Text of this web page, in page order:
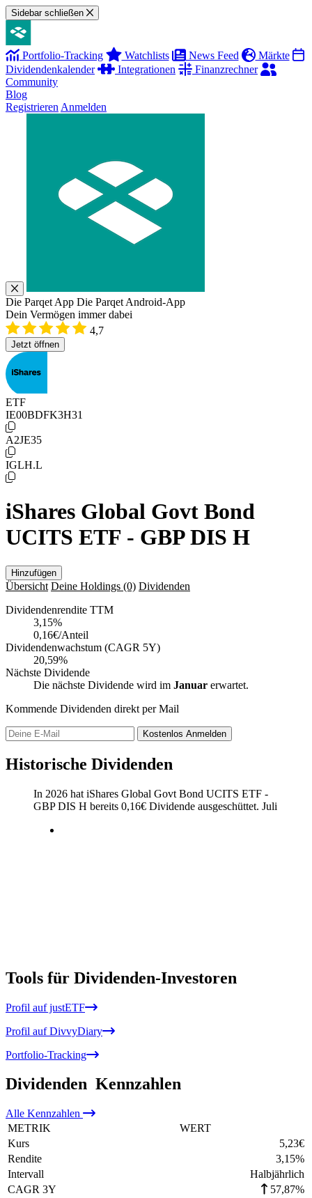
Sidebar schließen
Portfolio-Tracking Watchlists News Feed
Märkte
Dividendenkalender
Integrationen
Finanzrechner
Community
Blog
Registrieren Anmelden
Die Parqet App Die Parqet Android-App
Dein Vermögen immer dabei
4,7
Jetzt öffnen
ETF
IE00BDFK3H31
A2JE35
IGLH.L
iShares Global Govt Bond
UCITS ETF - GBP DIS H
Hinzufügen
Übersicht Deine Holdings (0) Dividenden
Dividendenrendite TTM
3,15%
0,16€/Anteil
Dividendenwachstum (CAGR 5Y)
20,59%
Nächste Dividende
Die nächste Dividende wird im Januar erwartet.
Kommende Dividenden direkt per Mail
Kostenlos Anmelden
Historische Dividenden
In 2026 hat iShares Global Govt Bond UCITS ETF -
GBP DIS H bereits 0,16€ Dividende ausgeschüttet. Juli
Tools für Dividenden-Investoren
Profil auf justETF
Profil auf DivvyDiary
Portfolio-Tracking
Dividenden Kennzahlen
Alle Kennzahlen
METRIK
WERT
Kurs
5,23€
Rendite
3,15%
Intervall
Halbjährlich
CAGR 3Y
57,87%